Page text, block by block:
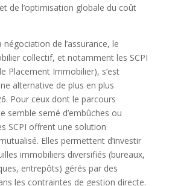
et de l’optimisation globale du coût
de l’assurance, le
collectif, et notamment les SCPI
Placement Immobilier), s’est
alternative de plus en plus
Pour ceux dont le parcours
semble semé d’embûches ou
SCPI offrent une solution
Elles permettent d’investir
immobiliers diversifiés (bureaux,
entrepôts) gérés par des
les contraintes de gestion directe.